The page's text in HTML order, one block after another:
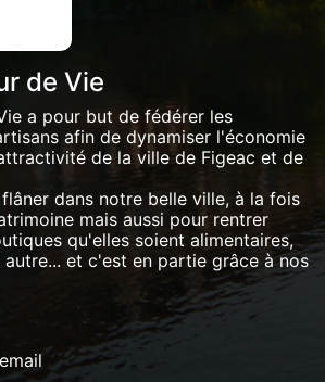
de Vie
a pour but de fédérer les
afin de dynamiser l'économie
de la ville de Figeac et de
dans notre belle ville, à la fois
mais aussi pour rentrer
qu'elles soient alimentaires,
et c'est en partie grâce à nos